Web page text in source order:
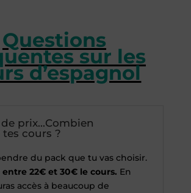
Questions
sur les
d’espagnol
prix...Combien
cours ?
du pack que tu vas choisir.
entre 22€et 30€le cours. En
accès à beaucoup de